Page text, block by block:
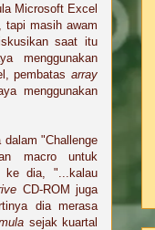
Microsoft Excel
tapi masih awam
saat itu
menggunakan
pembatasarray
menggunakan
"Challenge
macro untuk
ke dia, "...kalau
CD-ROM juga
dia merasa
sejak kuartal